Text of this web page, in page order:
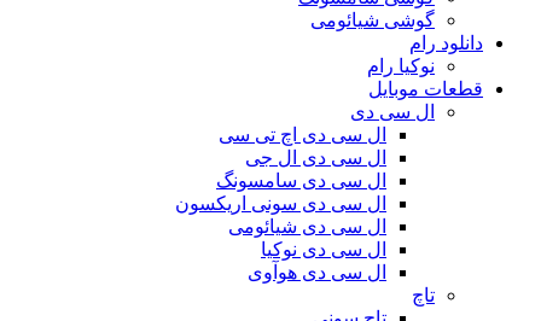
گوشی شیائومی
دانلود رام
نوکیا رام
قطعات موبایل
ال سی دی
ال سی دی اچ تی سی
ال سی دی ال جی
ال سی دی سامسونگ
ال سی دی سونی اریکسون
ال سی دی شیائومی
ال سی دی نوکیا
ال سی دی هوآوی
تاچ